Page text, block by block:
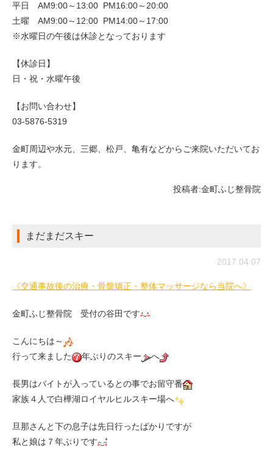
平日 AM9:00～13:00 PM16:00～20:00
土曜 AM9:00～12:00 PM14:00～17:00
※水曜日の午後は休診となっております
【休診日】
日・祝・水曜午後
【お問い合わせ】
03-5876-5319
金町周辺や水元、三郷、松戸、亀有などからご来院いただいてお
ります。
投稿者:金町ふじ整骨院
まだまだスキー
2017.04.07
《交通事故後の治療・骨盤矯正・整体マッサージなら当院へ》
金町ふじ整骨院 受付の谷田です
こんにちは～
行って来ました
年ぶりのスキー へ
長男はバイトが入っているとの事でお留守番
家族４人で白樺湖ロイヤルヒルスキー場へ
旦那さんと下の息子は先日行ったばかりですが
私と娘は７年ぶりです